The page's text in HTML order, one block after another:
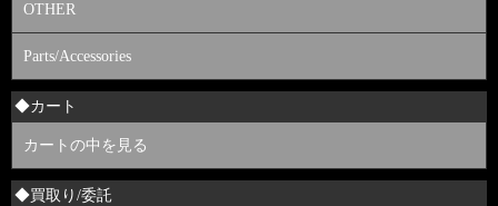
OTHER
Parts/Accessories
◆カート
カートの中を見る
◆買取り/委託